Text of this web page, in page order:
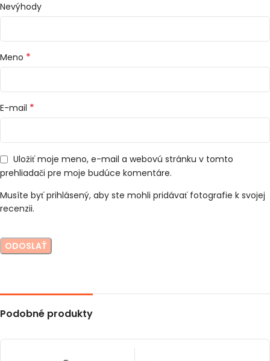
Nevýhody
Meno *
E-mail *
Uložiť moje meno, e-mail a webovú stránku v tomto
prehliadači pre moje budúce komentáre.
Musíte byť prihlásený, aby ste mohli pridávať fotografie k svojej
recenzii.
Podobné produkty